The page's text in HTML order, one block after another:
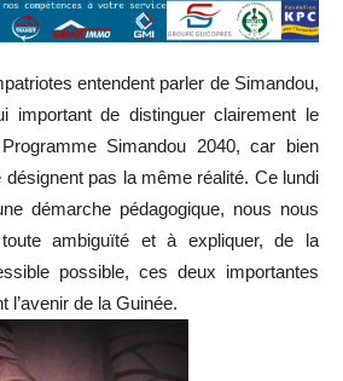
entendent parler de Simandou,
important de distinguer clairement le
Simandou 2040, car bien
désignent pas la même réalité. Ce lundi
démarche pédagogique, nous nous
ambiguïté et à expliquer, de la
possible, ces deux importantes
l’avenir de la Guinée.